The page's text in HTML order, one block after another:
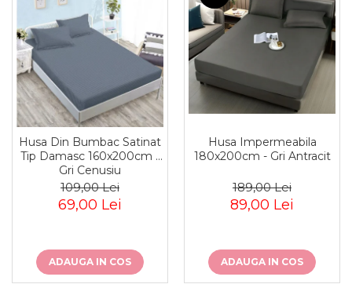
Husa Din Bumbac Satinat
Tip Damasc 160x200cm -
Gri Cenusiu
109,00 Lei
69,00 Lei
ADAUGA IN COS
Husa Impermeabila
180x200cm - Gri Antracit
189,00 Lei
89,00 Lei
ADAUGA IN COS